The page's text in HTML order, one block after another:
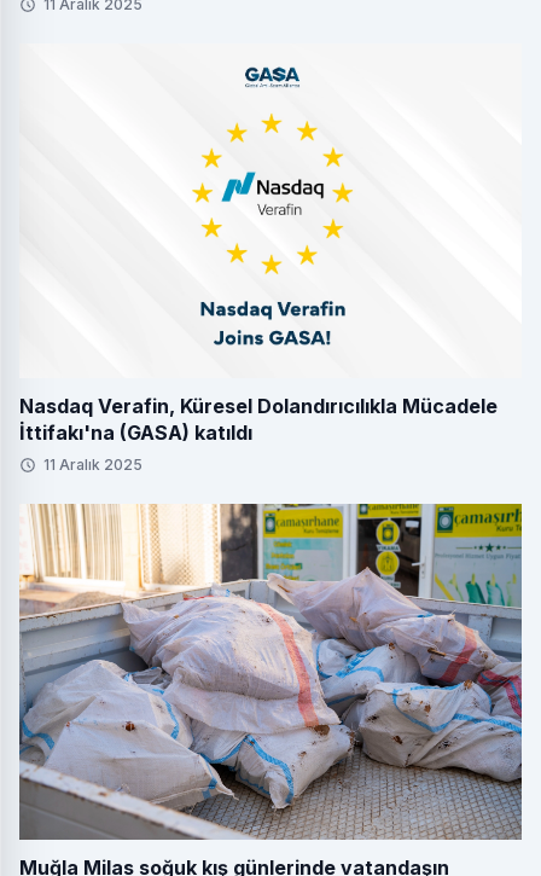
11 Aralık 2025
Nasdaq Verafin, Küresel Dolandırıcılıkla Mücadele
İttifakı'na (GASA) katıldı
11 Aralık 2025
Muğla Milas soğuk kış günlerinde vatandaşın